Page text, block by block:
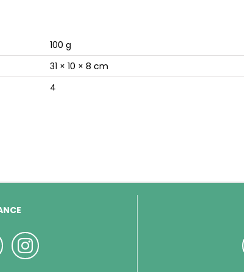
100 g
31 × 10 × 8 cm
4